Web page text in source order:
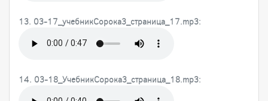
13. 03-17_учебникСорока3_страница_17.mp3:
14. 03-18_УчебникСорока3_страница_18.mp3: